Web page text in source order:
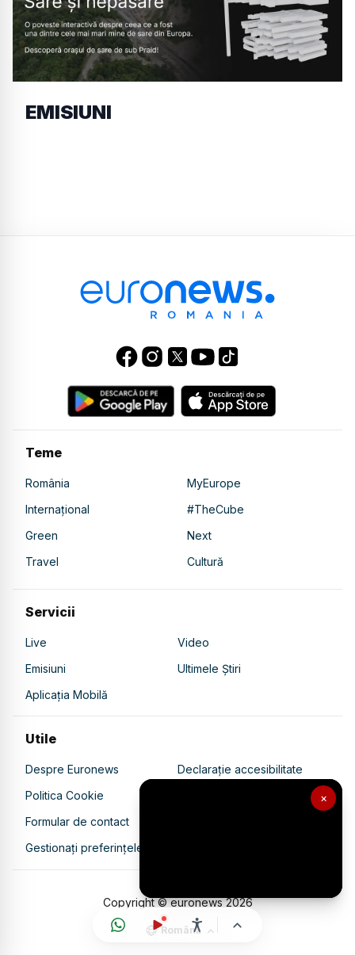
×
EMISIUNI
Teme
România
MyEurope
Internațional
#TheCube
Green
Next
Travel
Cultură
Servicii
Live
Video
Emisiuni
Ultimele Știri
Aplicația Mobilă
Utile
Despre Euronews
Declarație accesibilitate
Politica Cookie
Politica de confidențialitate
Formular de contact
Gestionați preferințele
Copyright © euronews2026
Română